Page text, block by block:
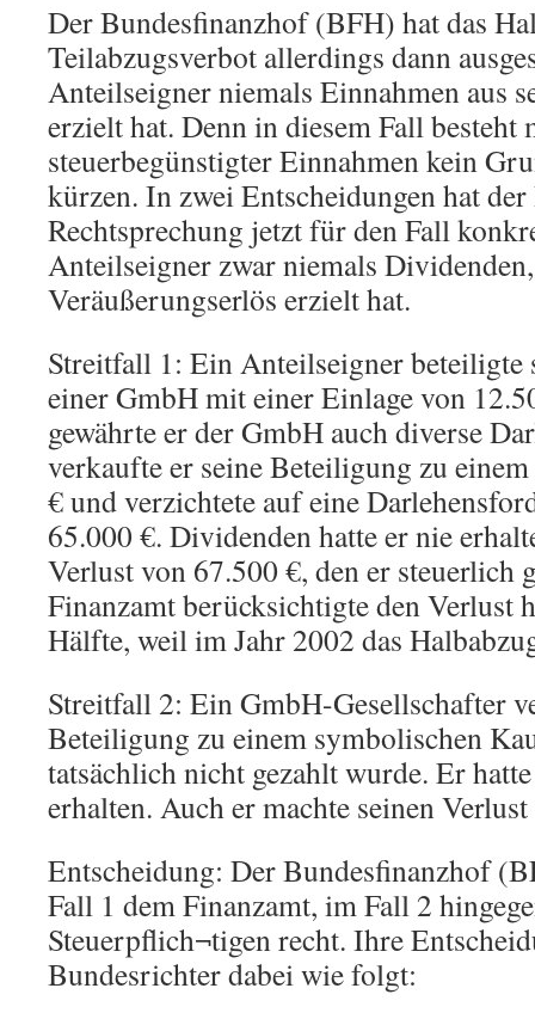
Der Bundesfinanzhof (BFH) hat das
Teilabzugsverbot allerdings dann
Anteilseigner niemals Einnahmen aus
erzielt hat. Denn in diesem Fall besteht
steuerbegünstigter Einnahmen kein
kürzen. In zwei Entscheidungen hat
Rechtsprechung jetzt für den Fall
Anteilseigner zwar niemals
Veräußerungserlös erzielt hat.
Streitfall 1: Ein Anteilseigner beteiligte
einer GmbH mit einer Einlage von
gewährte er der GmbH auch diverse
verkaufte er seine Beteiligung zu
€ und verzichtete auf eine
65.000 €. Dividenden hatte er nie
Verlust von 67.500 €, den er steuerlich
Finanzamt berücksichtigte den Verlust
Hälfte, weil im Jahr 2002 das
Streitfall 2: Ein GmbH-Gesellschafter
Beteiligung zu einem symbolischen
tatsächlich nicht gezahlt wurde. Er
erhalten. Auch er machte seinen
Entscheidung: Der Bundesfinanzhof
Fall 1 dem Finanzamt, im Fall 2
Steuerpflich¬tigen recht. Ihre
Bundesrichter dabei wie folgt: